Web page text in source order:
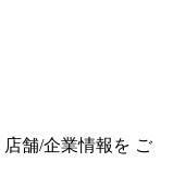
店舗/企業情報を ご